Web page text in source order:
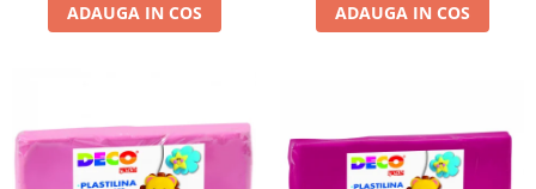
ADAUGA IN COS ADAUGA IN COS